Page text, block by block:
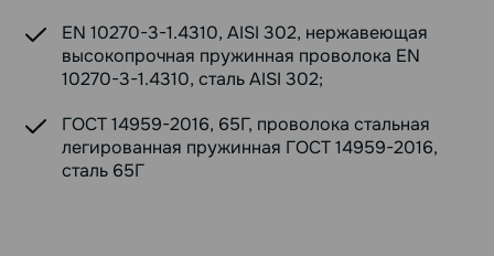
EN 10270-3-1.4310, AISI 302, нержавеющая
высокопрочная пружинная проволока EN
10270-3-1.4310, сталь AISI 302;
ГОСТ 14959-2016, 65Г, проволока стальная
легированная пружинная ГОСТ 14959-2016,
сталь 65Г